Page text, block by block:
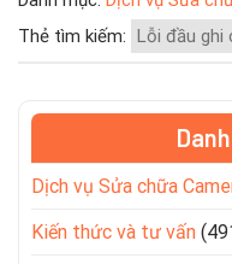
Thẻ tìm kiếm: Lỗi đầu ghi
Dịch vụ Sửa chữa
Kiến thức và tư vấn